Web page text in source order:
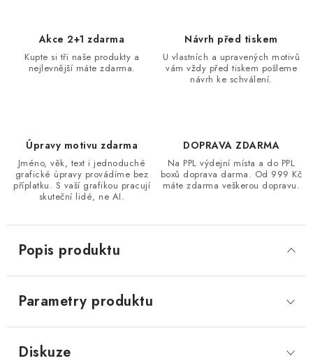
Akce 2+1 zdarma
Kupte si tři naše produkty a
nejlevnější máte zdarma.
Návrh před tiskem
U vlastních a upravených motivů
vám vždy před tiskem pošleme
návrh ke schválení.
Úpravy motivu zdarma
Jméno, věk, text i jednoduché
grafické úpravy provádíme bez
příplatku. S vaší grafikou pracují
skuteční lidé, ne AI.
DOPRAVA ZDARMA
Na PPL výdejní místa a do PPL
boxů doprava darma. Od 999 Kč
máte zdarma veškerou dopravu.
Popis produktu
Parametry produktu
Diskuze